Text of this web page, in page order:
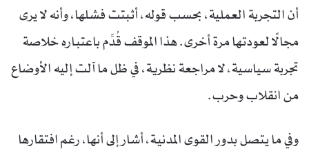
أن التجربة العملية، بحسب قوله، أثبتت فشلها، وأنه لا يرى
مجالًا لعودتها مرة أخرى. هذا الموقف قُدِّم باعتباره خلاصة
تجربة سياسية، لا مراجعة نظرية، في ظل ما آلت إليه الأوضاع
من انقلاب وحرب.
وفي ما يتصل بدور القوى المدنية، أشار إلى أنها، رغم افتقارها